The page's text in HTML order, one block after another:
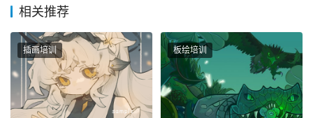
相关推荐
插画培训 板绘培训